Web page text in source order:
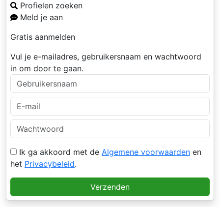
Profielen zoeken
Meld je aan
Gratis aanmelden
Vul je e-mailadres, gebruikersnaam en wachtwoord
in om door te gaan.
Ik ga akkoord met de Algemene voorwaarden en
het Privacybeleid.
Verzenden